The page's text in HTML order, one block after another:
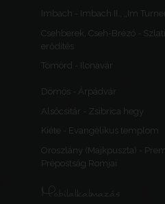
Imbach - Imbach II., „Im
Csehberek, Cseh-Brézó -
erődítés
Tömörd - Ilonavár
Dömös - Árpádvár
Alsócsitár - Zsibrica hegy
Kiéte - Evangélikus templom
Oroszlány (Majkpuszta) -
Prépostság Romjai
Mobilalkalmazás